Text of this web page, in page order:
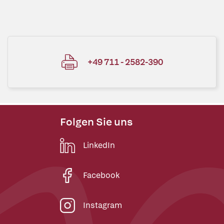
+49 711 - 2582-390
Folgen Sie uns
LinkedIn
Facebook
Instagram